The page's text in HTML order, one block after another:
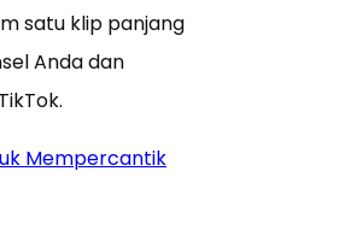
satu klip panjang
Anda dan
Mempercantik